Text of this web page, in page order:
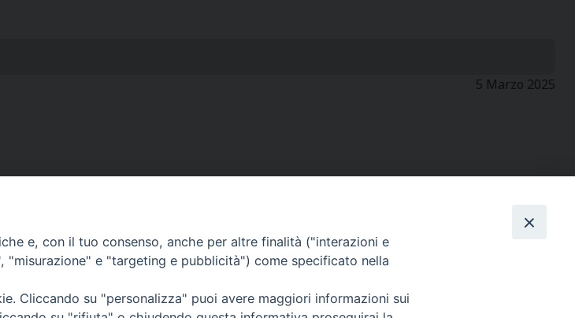
5 Marzo 2025
0566 902039
SEGUICI SU
e, con il tuo consenso, anche per altre finalità ("interazioni e
e "targeting e pubblicità") come specificato nella
Cliccando su "personalizza" puoi avere maggiori informazioni sui